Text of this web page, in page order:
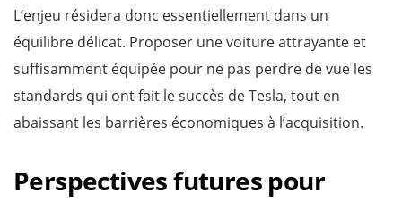
L’enjeu résidera donc essentiellement dans un
équilibre délicat. Proposer une voiture attrayante et
suffisamment équipée pour ne pas perdre de vue les
standards qui ont fait le succès de Tesla, tout en
abaissant les barrières économiques à l’acquisition.
Perspectives futures pour